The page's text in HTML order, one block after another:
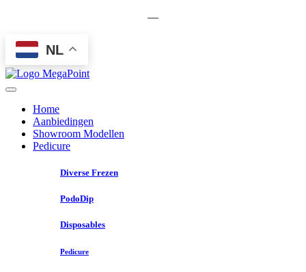
—
NL
Home
Aanbiedingen
Showroom Modellen
Pedicure
Diverse Frezen
PodoDip
Disposables
Pedicure